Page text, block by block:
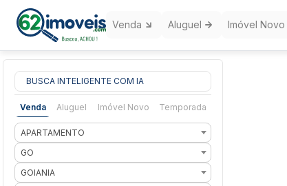
Venda Aluguel Imóvel Novo
BUSCA INTELIGENTE COM IA
Venda Aluguel Imóvel Novo Temporada
APARTAMENTO
GO
GOIANIA